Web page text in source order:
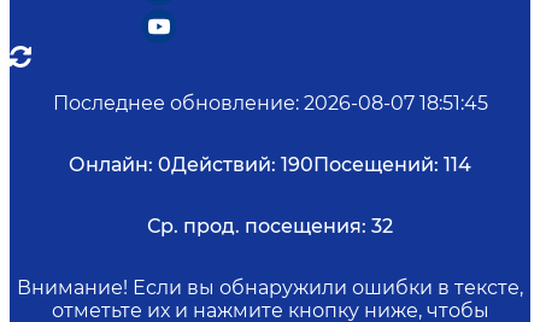
Последнее обновление: 2026-08-07 18:51:45
Онлайн: 0Действий: 190Посещений: 114
Ср. прод. посещения: 32
Внимание! Если вы обнаружили ошибки в тексте,
отметьте их и нажмите кнопку ниже, чтобы